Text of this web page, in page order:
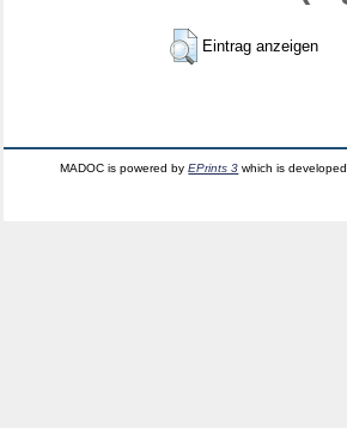
Eintrag anzeigen
MADOC is powered byEPrints 3 which is